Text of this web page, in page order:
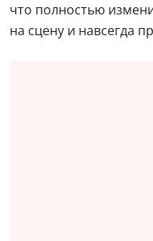
что полностью
на сцену и навсегда